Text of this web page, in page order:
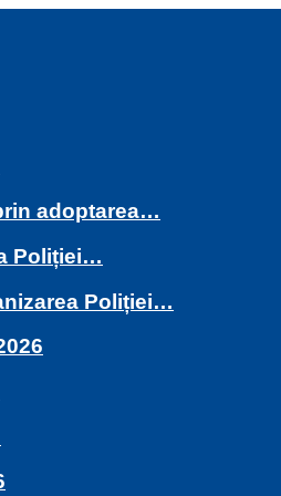
adoptarea…
Poliției…
Poliției…